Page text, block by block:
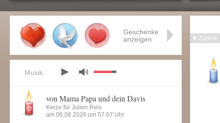
Zurück
Geschenke
anzeigen
Musik:
von Mama Papa und dein Davis
Kerze für Julien Reis
am 06.08.2026 um 07:07 Uhr